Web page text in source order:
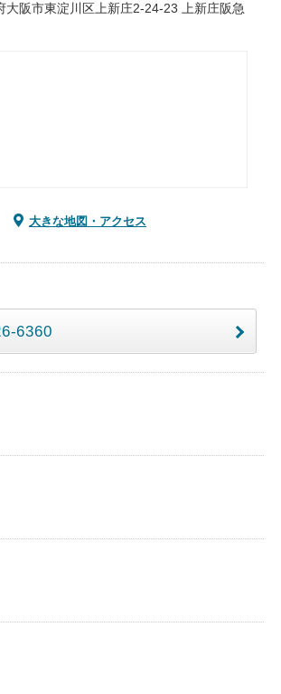
大阪市東淀川区上新庄2-24-23 上新庄阪急
大きな地図・アクセス
6360